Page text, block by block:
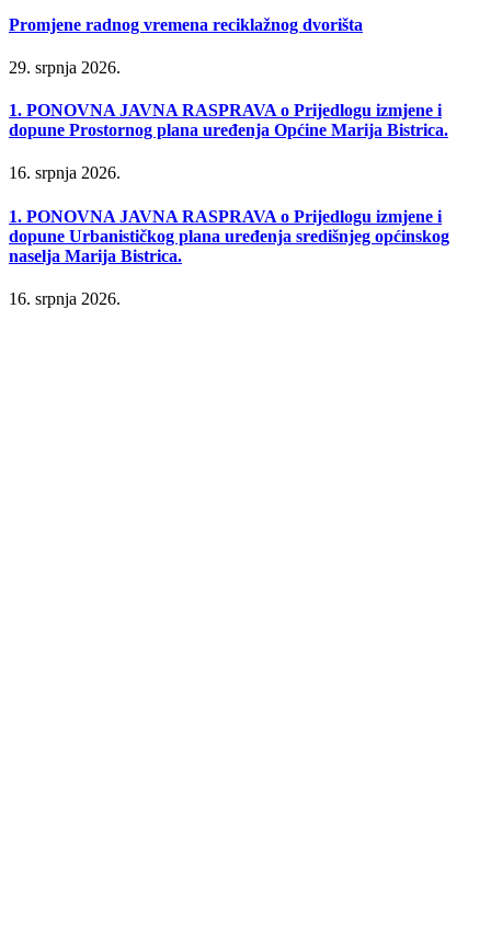
Promjene radnog vremena reciklažnog dvorišta
29. srpnja 2026.
1. PONOVNA JAVNA RASPRAVA o Prijedlogu izmjene i
dopune Prostornog plana uređenja Općine Marija Bistrica.
16. srpnja 2026.
1. PONOVNA JAVNA RASPRAVA o Prijedlogu izmjene i
dopune Urbanističkog plana uređenja središnjeg općinskog
naselja Marija Bistrica.
16. srpnja 2026.